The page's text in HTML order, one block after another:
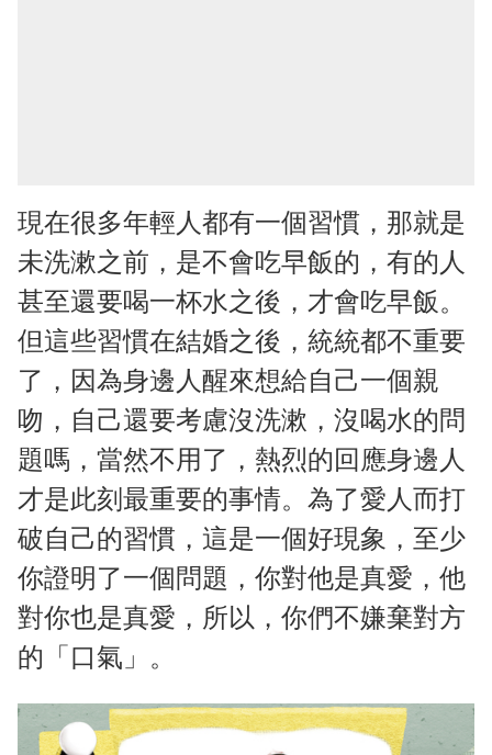
現在很多年輕人都有一個習慣，那就是
未洗漱之前，是不會吃早飯的，有的人
甚至還要喝一杯水之後，才會吃早飯。
但這些習慣在結婚之後，統統都不重要
了，因為身邊人醒來想給自己一個親
吻，自己還要考慮沒洗漱，沒喝水的問
題嗎，當然不用了，熱烈的回應身邊人
才是此刻最重要的事情。為了愛人而打
破自己的習慣，這是一個好現象，至少
你證明了一個問題，你對他是真愛，他
對你也是真愛，所以，你們不嫌棄對方
的「口氣」。